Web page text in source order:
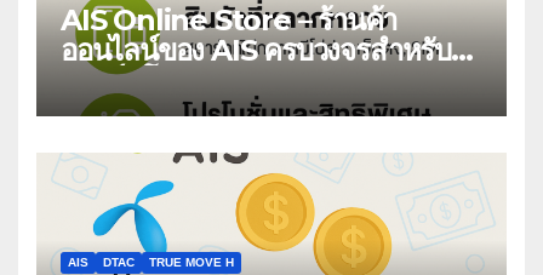
AIS Online Store – ร้านค้า
ออนไลน์ของ AIS ครบวงจรสำหรับ
สมาร์ทโฟนและบริการดิจิทัล
AIS DTAC TRUE MOVE H